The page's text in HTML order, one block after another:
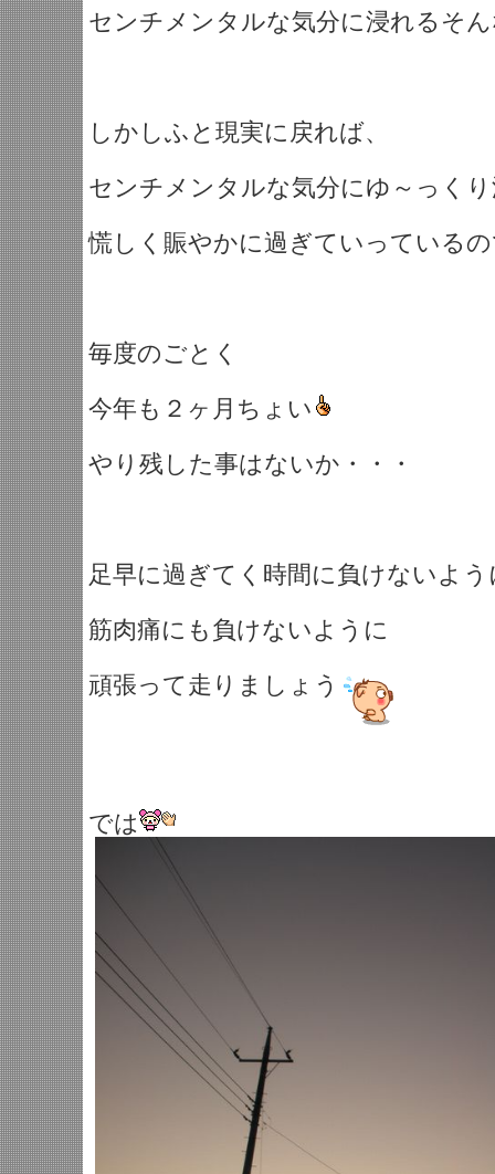
センチメンタルな気分に浸れるそ
しかしふと現実に戻れば、
センチメンタルな気分にゆ～っく
慌しく賑やかに過ぎていっている
毎度のごとく
今年も２ヶ月ちょい
やり残した事はないか・・・
足早に過ぎてく時間に負けないよう
筋肉痛にも負けないように
頑張って走りましょう
では